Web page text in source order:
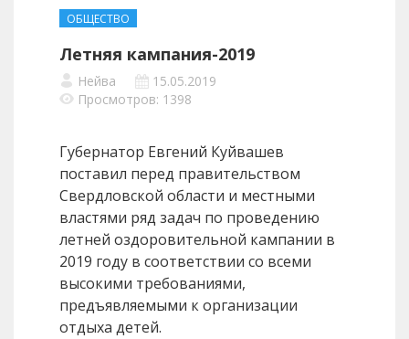
ОБЩЕСТВО
Летняя кампания-2019
Нейва
15.05.2019
Просмотров: 1398
Губернатор Евгений Куйвашев
поставил перед правительством
Свердловской области и местными
властями ряд задач по проведению
летней оздоровительной кампании в
2019 году в соответствии со всеми
высокими требованиями,
предъявляемыми к организации
отдыха детей.